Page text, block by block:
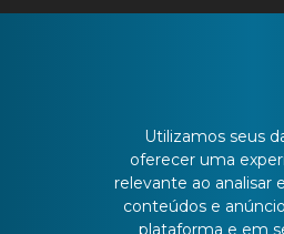
Batista Bonoto Sobrinho,
Utilizamos seus
oferecer uma
relevante ao analisar
conteúdos e
plataforma e em